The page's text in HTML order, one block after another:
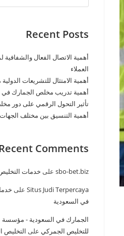
Recent Posts
أهمية الاتصال الفعال
العملاء
أهمية الامتثال للتشريعات
أهمية تدريب مخلص الجمارك في
تأثير التحول الرقمي على دور
أهمية التنسيق بين مختلف
Recent Comments
sbo-bet.biz على خدمات
Situs Judi Terpercaya على
في السعودية
الجمارك في السعودية - مؤسسة
للتخليص الجمركي على التخليص